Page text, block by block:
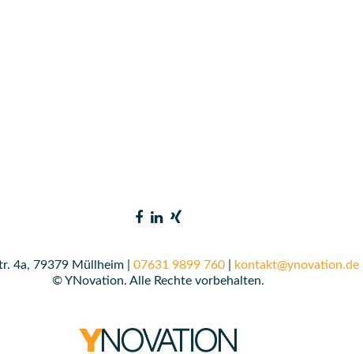
4a, 79379 Müllheim | 07631 9899 760| kontakt@ynovation.de|
© YNovation. Alle Rechte vorbehalten.